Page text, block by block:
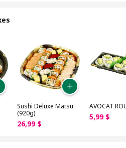
Sushi Deluxe Matsu
(920g)
26,99 $
AVOCAT
5,99 $